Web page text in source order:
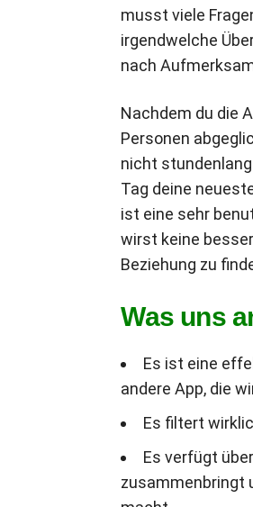
musst viele
irgendwelche
nach
Nachdem du die
Personen
nicht
Tag deine
ist eine sehr
wirst keine
Beziehung zu
Was uns
Es ist eine
andere App, die
Es filtert
Es verfügt
zusammenbringt